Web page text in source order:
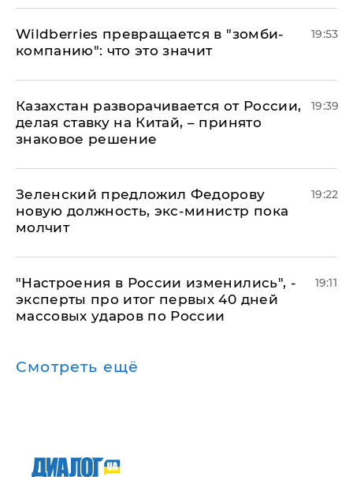
Wildberries превращается в "зомби-
компанию": что это значит
19:53
Казахстан разворачивается от России,
делая ставку на Китай, – принято
знаковое решение
19:39
Зеленский предложил Федорову
новую должность, экс-министр пока
молчит
19:22
"Настроения в России изменились", -
эксперты про итог первых 40 дней
массовых ударов по России
19:11
Смотреть ещё